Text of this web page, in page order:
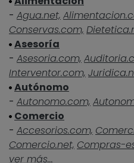
- Agua.net,
Conservas.com,
Asesoría
- Asesoria.com,
Interventor.com,
Autónomo
- Autonomo.com,
Comercio
- Accesorios.com,
Comercio.net, Compras-
ver más...